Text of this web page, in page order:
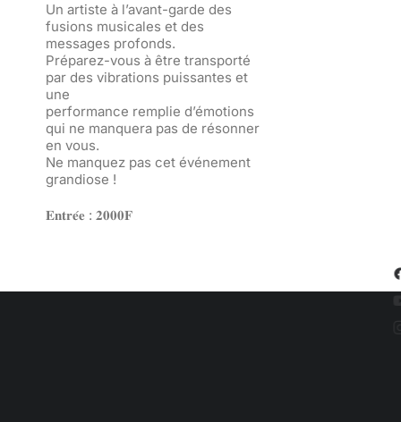
Un artiste à l’avant-garde des
fusions musicales et des
messages profonds.
Préparez-vous à être transporté
par des vibrations puissantes et
une
performance remplie d’émotions
qui ne manquera pas de résonner
en vous.
Ne manquez pas cet événement
grandiose !
𝐄𝐧𝐭𝐫𝐞́𝐞 : 𝟐𝟎𝟎𝟎𝐅